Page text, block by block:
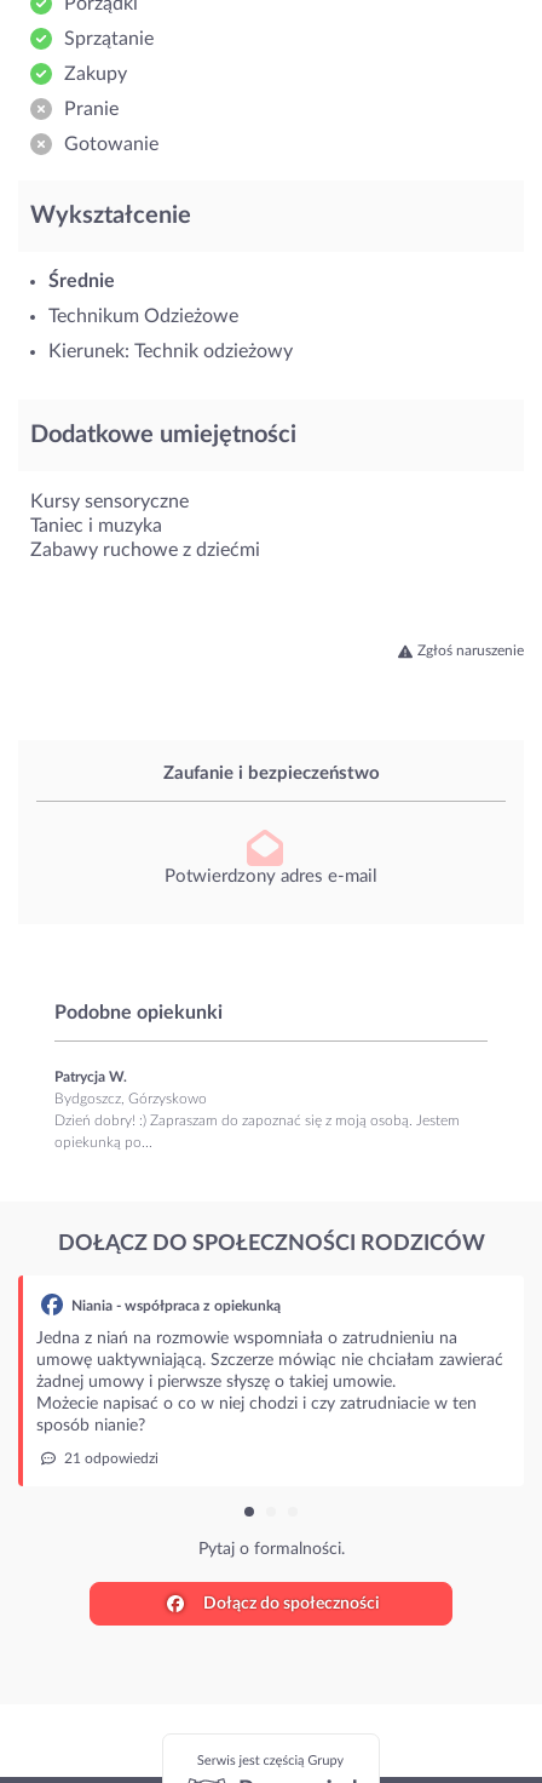
Zaufanie i bezpieczeństwo
Potwierdzony adres e-mail
Podobne opiekunki
Patrycja W.
Bydgoszcz, Górzyskowo
Dzień dobry! :) Zapraszam do zapoznać się z moją osobą. Jestem
opiekunką po...
Sprzątanie
Zakupy
Pranie
Gotowanie
Wykształcenie
Średnie
Technikum Odzieżowe
Kierunek: Technik odzieżowy
Dodatkowe umiejętności
Kursy sensoryczne
Taniec i muzyka
Zabawy ruchowe z dziećmi
Zgłoś naruszenie
DOŁĄCZ DO SPOŁECZNOŚCI RODZICÓW
- współpraca z opiekunką
na rozmowie wspomniała o zatrudnieniu na
Szczerze mówiąc nie chciałam zawierać
i pierwsze słyszę o takiej umowie.
napisać o co w niej chodzi i czy zatrudniacie w ten
Pytaj o formalności.
Dołącz do społeczności